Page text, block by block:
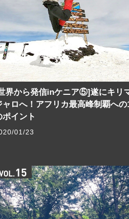
界から発信inケニア⑤]遂にキリ
ャロへ！アフリカ最高峰制覇への
ポイント
01/23
15